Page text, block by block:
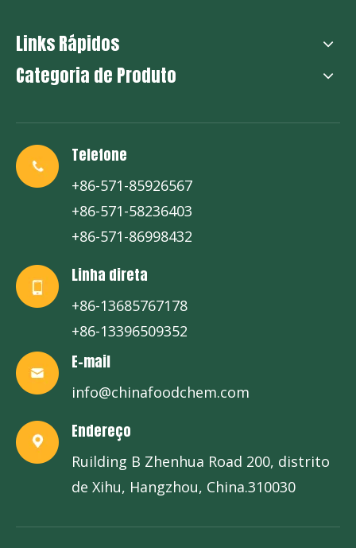
Links Rápidos
Categoria de Produto
Telefone
+86-571-85926567
+86-571-58236403
+86-571-86998432
Linha direta
+86-13685767178
+86-13396509352
E-mail
info@chinafoodchem.com
Endereço
Ruilding B Zhenhua Road 200, distrito
de Xihu, Hangzhou, China.310030